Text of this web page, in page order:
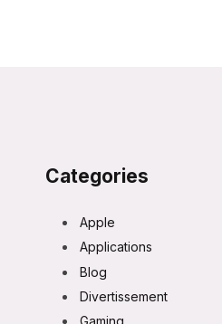
Categories
Apple
Applications
Blog
Divertissement
Gaming